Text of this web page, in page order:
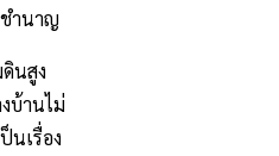
ชำนาญ
นสูง
บ้านไม่
นเรื่อง